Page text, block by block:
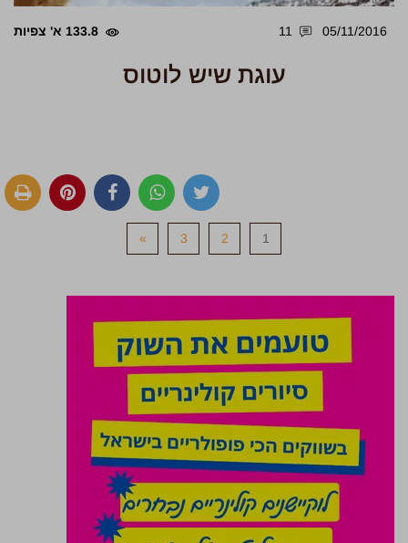
05/11/2016
11 133.8 א' צפיות
עוגת שיש לוטוס
1
2
3
»